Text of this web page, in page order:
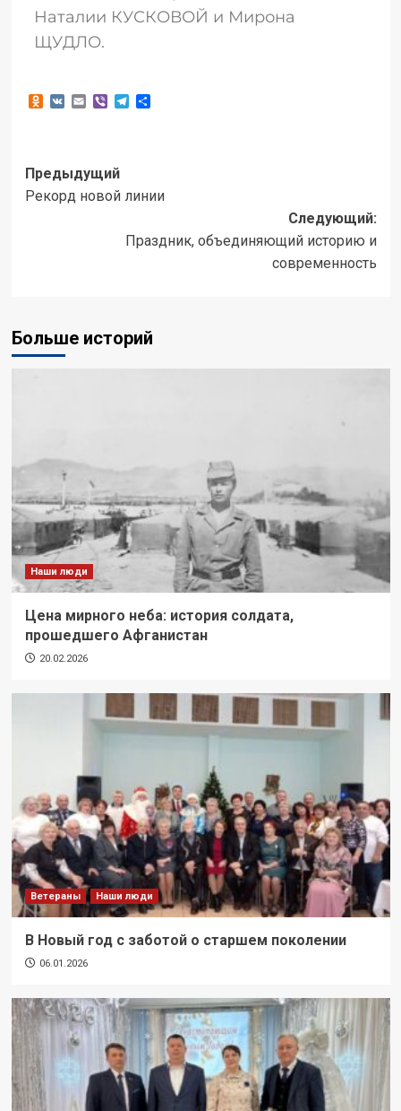
Наталии КУСКОВОЙ и Мирона
ЩУДЛО.
Odnoklassniki
VKEmailViberTelegram
Отправить
Предыдущий
Рекорд новой линии
Следующий:
Праздник, объединяющий историю и
современность
Больше историй
Наши люди
Цена мирного неба: история солдата,
прошедшего Афганистан
20.02.2026
Ветераны Наши люди
В Новый год с заботой о старшем поколении
06.01.2026